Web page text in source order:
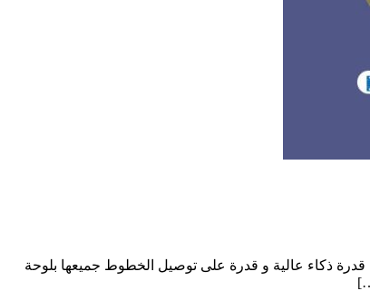
قدرة ذكاء عالية و قدرة على توصيل الخطوط جميعها بلوحة